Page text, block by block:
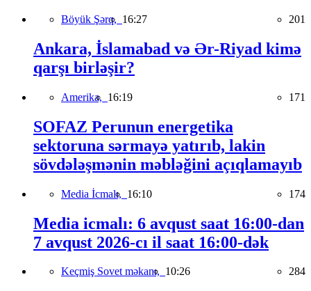
Böyük Şərq, 16:27 201
Ankara, İslamabad və Ər-Riyad kimə
qarşı birləşir?
Amerika, 16:19 171
SOFAZ Perunun energetika
sektoruna sərmayə yatırıb, lakin
sövdələşmənin məbləğini açıqlamayıb
Media İcmalı, 16:10 174
Media icmalı: 6 avqust saat 16:00-dan
7 avqust 2026-cı il saat 16:00-dək
Keçmiş Sovet məkanı, 10:26 284